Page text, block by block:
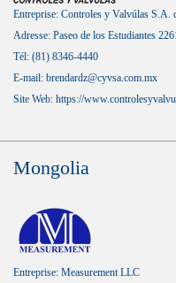
Entreprise: Controles y Valvúlas S.A.
Adresse: Paseo de los Estudiantes
Tél: (81) 8346-4440
E-mail: brendardz@cyvsa.com.mx
Site Web: https://
Mongolia
Entreprise: Measurement LLC